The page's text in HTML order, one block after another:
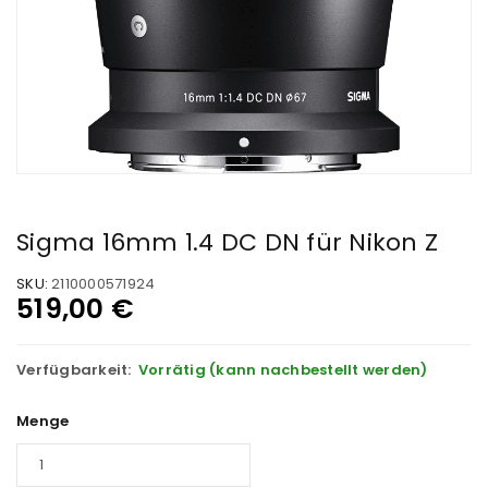
Sigma 16mm 1.4 DC DN für Nikon Z
SKU: 2110000571924
519,00 €
Verfügbarkeit: Vorrätig (kann nachbestellt werden)
Menge